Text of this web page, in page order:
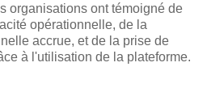
organisations ont témoigné de
opérationnelle, de la
accrue, et de la prise de
à l'utilisation de la plateforme.